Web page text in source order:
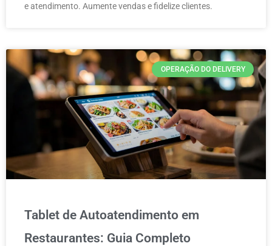
e atendimento. Aumente vendas e fidelize clientes.
OPERAÇÃO DO DELIVERY
Tablet de Autoatendimento em
Restaurantes: Guia Completo